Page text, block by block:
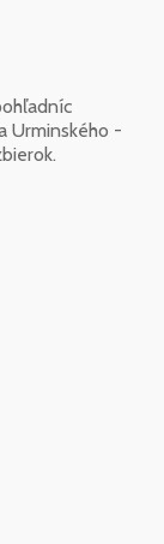
Urminského -